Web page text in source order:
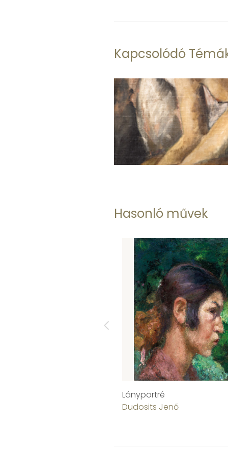
Kapcsolódó
Hasonló művek
Lányportré
Dudosits Jenő